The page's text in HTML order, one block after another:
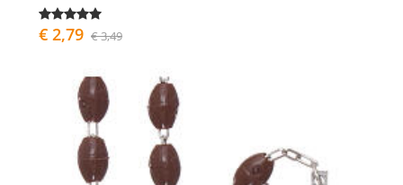
€ 2,79 € 3,49